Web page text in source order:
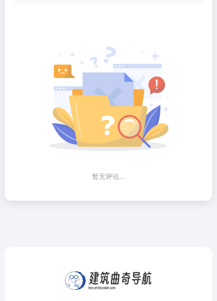
暂无评论...